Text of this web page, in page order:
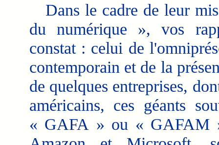
Dans le cadre de leur
du numérique », vos
constat : celui de
contemporain et de la
de quelques entreprises,
américains, ces géants
« GAFA » ou « GAFAM